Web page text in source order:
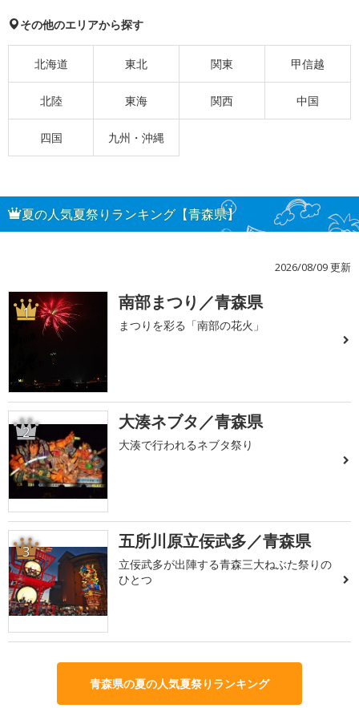
その他のエリアから探す
北海道 東北 関東 甲信越
北陸 東海 関西 中国
四国 九州・沖縄
夏の人気夏祭りランキング【青森県】
2026/08/09 更新
1 南部まつり／青森県
まつりを彩る「南部の花火」
2 大湊ネブタ／青森県
大湊で行われるネブタ祭り
3 五所川原立佞武多／青森県
立佞武多が出陣する青森三大ねぶた祭りの
ひとつ
青森県の夏の人気夏祭りランキング